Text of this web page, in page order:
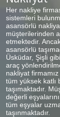
Her nakliye
sistemleri
asansörlü
müşterilerinden
etmektedir.
asansörlü
Üsküdar, Şişli
araç
nakliyat
tüm yüksek katlı
taşımaktadır.
değerli
tüm eşyalar
taşınmaktadır.